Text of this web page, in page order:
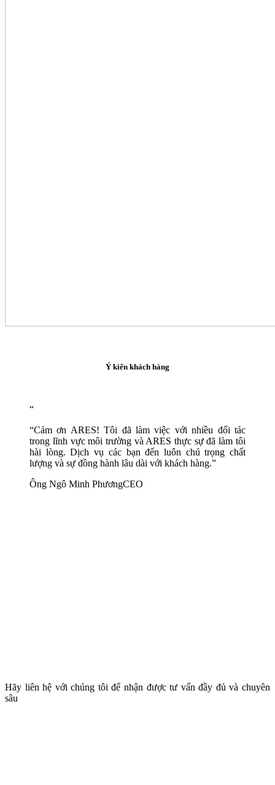
Ý kiến khách hàng
“
“Cảm ơn ARES! Tôi đã làm việc với nhiều đối tác
trong lĩnh vực môi trường và ARES thực sự đã làm tôi
hài lòng. Dịch vụ các bạn đến luôn chú trọng chất
lượng và sự đồng hành lâu dài với khách hàng.”
Ông Ngô Minh PhươngCEO
Hãy liên hệ với chúng tôi để nhận được tư vấn đầy đủ và chuyên
sâu